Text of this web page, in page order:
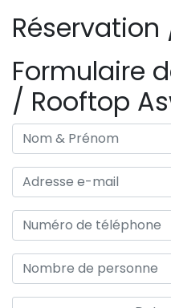
Formulaire
/ Rooftop